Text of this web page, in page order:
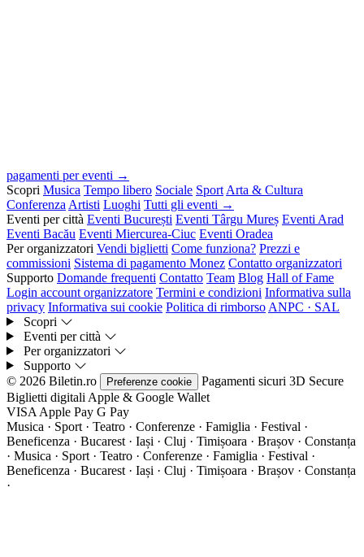
pagamenti per eventi →
Scopri Musica Tempo libero Sociale Sport Arta & Cultura
Conferenza Artisti Luoghi Tutti gli eventi →
Eventi per città Eventi București Eventi Târgu Mureș Eventi Arad
Eventi Bacău Eventi Miercurea-Ciuc Eventi Oradea
Per organizzatori Vendi biglietti Come funziona? Prezzi e
commissioni Sistema di pagamento Monez Contatto organizzatori
Supporto Domande frequenti Contatto Team Blog Hall of Fame
Login account organizzatore Termini e condizioni Informativa sulla
privacy Informativa sui cookie Politica di rimborso ANPC · SAL
Scopri
Eventi per città
Per organizzatori
Supporto
© 2026 Biletin.ro
Preferenze cookie Pagamenti sicuri 3D Secure
Biglietti digitali Apple & Google Wallet
VISA Apple Pay G Pay
Musica · Sport · Teatro · Conferenze · Famiglia · Festival ·
Beneficenza · Bucarest · Iași · Cluj · Timișoara · Brașov · Constanța
· Musica · Sport · Teatro · Conferenze · Famiglia · Festival ·
Beneficenza · Bucarest · Iași · Cluj · Timișoara · Brașov · Constanța
·